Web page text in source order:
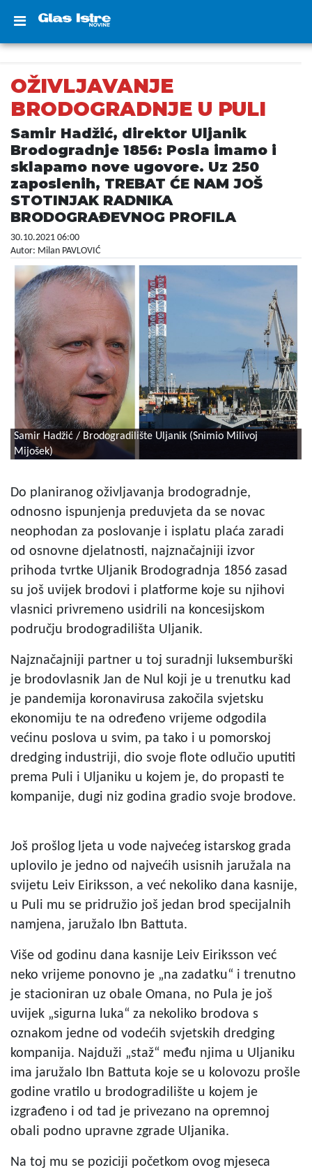
OŽIVLJAVANJE
BRODOGRADNJE U PULI
Samir Hadžić, direktor Uljanik
Brodogradnje 1856: Posla imamo i
sklapamo nove ugovore. Uz 250
zaposlenih, TREBAT ĆE NAM JOŠ
STOTINJAK RADNIKA
BRODOGRAĐEVNOG PROFILA
30.10.2021 06:00
Autor: Milan PAVLOVIĆ
Samir Hadžić / Brodogradilište Uljanik (Snimio Milivoj
Mijošek)
Do planiranog oživljavanja brodogradnje,
odnosno ispunjenja preduvjeta da se novac
neophodan za poslovanje i isplatu plaća zaradi
od osnovne djelatnosti, najznačajniji izvor
prihoda tvrtke Uljanik Brodogradnja 1856 zasad
su još uvijek brodovi i platforme koje su njihovi
vlasnici privremeno usidrili na koncesijskom
području brodogradilišta Uljanik.
Najznačajniji partner u toj suradnji luksemburški
je brodovlasnik Jan de Nul koji je u trenutku kad
je pandemija koronavirusa zakočila svjetsku
ekonomiju te na određeno vrijeme odgodila
većinu poslova u svim, pa tako i u pomorskoj
dredging industriji, dio svoje flote odlučio uputiti
prema Puli i Uljaniku u kojem je, do propasti te
kompanije, dugi niz godina gradio svoje brodove.
Još prošlog ljeta u vode najvećeg istarskog grada
uplovilo je jedno od najvećih usisnih jaružala na
svijetu Leiv Eiriksson, a već nekoliko dana kasnije,
u Puli mu se pridružio još jedan brod specijalnih
namjena, jaružalo Ibn Battuta.
Više od godinu dana kasnije Leiv Eiriksson već
neko vrijeme ponovno je „na zadatku“ i trenutno
je stacioniran uz obale Omana, no Pula je još
uvijek „sigurna luka“ za nekoliko brodova s
oznakom jedne od vodećih svjetskih dredging
kompanija. Najduži „staž“ među njima u Uljaniku
ima jaružalo Ibn Battuta koje se u kolovozu prošle
godine vratilo u brodogradilište u kojem je
izgrađeno i od tad je privezano na opremnoj
obali podno upravne zgrade Uljanika.
Na toj mu se poziciji početkom ovog mjeseca